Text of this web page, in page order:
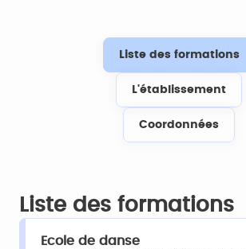
Liste des formations
L'établissement
Coordonnées
Liste des formations
Ecole de danse